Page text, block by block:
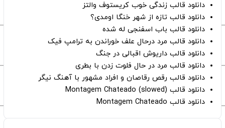
دانلود قالب زندگی خوب کریستوف والتز
دانلود قالب تازه از شهر خنگا اومدی؟
دانلود قالب باب اسفنجی له شده
دانلود قالب مرد درحال علف خوراندن به ترامپ فیک
دانلود قالب داریوش اقبالی در جنگ
دانلود قالب مرد در حال فلوت زدن با بطری
دانلود قالب رقص رقاصان و افراد مشهور با آهنگ نیگر
دانلود قالب Montagem Chateado (slowed)
دانلود قالب Montagem Chateado